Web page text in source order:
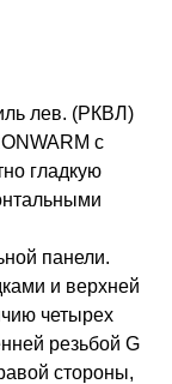
лев. (РКВЛ)
с
гладкую
панели.
и верхней
четырех
резьбой G
стороны,